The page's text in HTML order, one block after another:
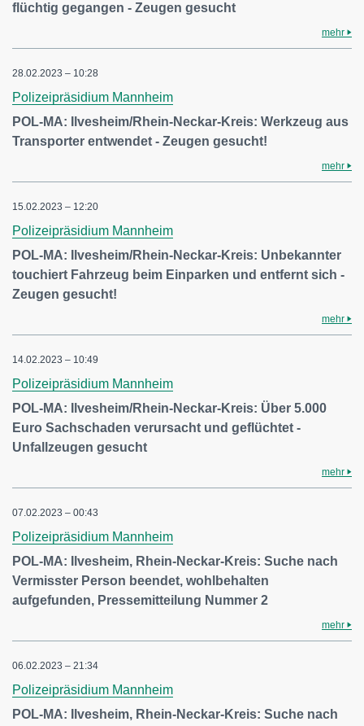
flüchtig gegangen - Zeugen gesucht
mehr
28.02.2023 – 10:28
Polizeipräsidium Mannheim
POL-MA: Ilvesheim/Rhein-Neckar-Kreis: Werkzeug aus
Transporter entwendet - Zeugen gesucht!
mehr
15.02.2023 – 12:20
Polizeipräsidium Mannheim
POL-MA: Ilvesheim/Rhein-Neckar-Kreis: Unbekannter
touchiert Fahrzeug beim Einparken und entfernt sich -
Zeugen gesucht!
mehr
14.02.2023 – 10:49
Polizeipräsidium Mannheim
POL-MA: Ilvesheim/Rhein-Neckar-Kreis: Über 5.000
Euro Sachschaden verursacht und geflüchtet -
Unfallzeugen gesucht
mehr
07.02.2023 – 00:43
Polizeipräsidium Mannheim
POL-MA: Ilvesheim, Rhein-Neckar-Kreis: Suche nach
Vermisster Person beendet, wohlbehalten
aufgefunden, Pressemitteilung Nummer 2
mehr
06.02.2023 – 21:34
Polizeipräsidium Mannheim
POL-MA: Ilvesheim, Rhein-Neckar-Kreis: Suche nach